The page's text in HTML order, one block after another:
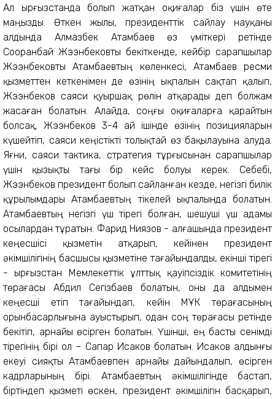
Ал Қырғызстанда болып жатқан оқиғалар біз үшін өте
маңызды. Өткен жылы, президенттік сайлау науқаны
алдында Алмазбек Атамбаев өз үміткері ретінде
Сооранбай Жээнбековты бекіткенде, кейбір сарапшылар
Жээнбековты Атамбаевтың көленкесі, Атамбаев ресми
қызметтен кеткенімен де өзінің ықпалын сақтап қалып,
Жээнбеков саяси қуыршақ рөлін атқарады деп болжам
жасаған болатын. Алайда, соңғы оқиғаларға қарайтын
болсақ, Жээнбеков 3-4 ай ішінде өзінің позицияларын
күшейтіп, саяси кеңістікті толықтай өз бақылауына алуда.
Яғни, саяси тактика, стратегия тұрғысынан сарапшылар
үшін қызықты тағы бір кейс болуы керек. Себебі,
Жээнбеков президент болып сайланған кезде, негізгі билік
құрылымдары Атамбаевтың тікелей ықпалында болатын.
Атамбаевтың негізгі үш тірегі болған, шешуші үш адамы
осылардан тұратын: Фарид Ниязов - алғашында президент
кеңесшісі қызметін атқарып, кейінен президент
әкімшілігінің басшысы қызметіне тағайындалды, екінші тірегі
- Қырғызстан Мемлекеттік ұлттық қауіпсіздік комитетінің
төрағасы Абдил Сегізбаев болатын, оны да алдымен
кеңесші етіп тағайындап, кейін МҰҚК төрағасының
орынбасарлығына ауыстырып, одан соң төрағасы ретінде
бекітіп, арнайы өсірген болатын. Үшінші, ең басты сенімді
тірегінің бірі ол – Сапар Исаков болатын. Исаков алдынғы
екеуі сияқты Атамбаевпен арнайы дайындалып, өсірген
кадрларының бірі. Атамбаевтың әкімшілігінде бастап,
біртіндеп қызметі өскен, президент әкімшілігін басқарып,